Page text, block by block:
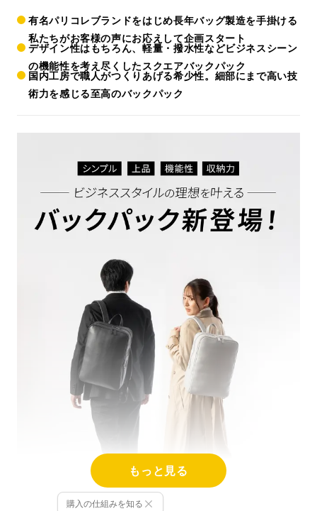
有名パリコレブランドをはじめ長年バッグ製造を手掛ける
私たちがお客様の声にお応えして企画スタート
デザイン性はもちろん、軽量・撥水性などビジネスシーン
の機能性を考え尽くしたスクエアバックパック
国内工房で職人がつくりあげる希少性。細部にまで高い技
術力を感じる至高のバックパック
もっと見る
購入の仕組みを知る